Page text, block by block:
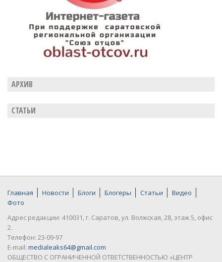
АРХИВ
СТАТЬИ
Главная Новости Блоги Блогеры Статьи
Видео
Фото
Адрес редакции: 410031, г. Саратов, ул. Волжская, 28, этаж 5, офис
2.
Телефон: 23-09-97
E-mail: medialeaks64@gmail.com
ОБЩЕСТВО С ОГРАНИЧЕННОЙ ОТВЕТСТВЕННОСТЬЮ «ЦЕНТР